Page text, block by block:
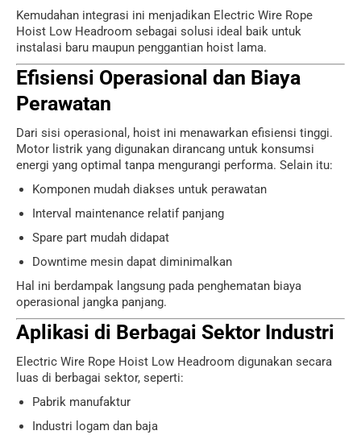
Kemudahan integrasi ini menjadikan Electric Wire Rope
Hoist Low Headroom sebagai solusi ideal baik untuk
instalasi baru maupun penggantian hoist lama.
Efisiensi Operasional dan Biaya
Perawatan
Dari sisi operasional, hoist ini menawarkan efisiensi tinggi.
Motor listrik yang digunakan dirancang untuk konsumsi
energi yang optimal tanpa mengurangi performa. Selain itu:
Komponen mudah diakses untuk perawatan
Interval maintenance relatif panjang
Spare part mudah didapat
Downtime mesin dapat diminimalkan
Hal ini berdampak langsung pada penghematan biaya
operasional jangka panjang.
Aplikasi di Berbagai Sektor Industri
Electric Wire Rope Hoist Low Headroom digunakan secara
luas di berbagai sektor, seperti:
Pabrik manufaktur
Industri logam dan baja